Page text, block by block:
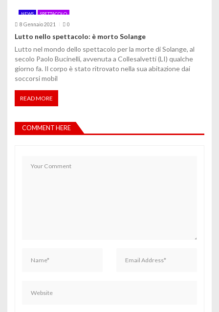
NEWS SPETTACOLO
8 Gennaio 2021 0
Lutto nello spettacolo: è morto Solange
Lutto nel mondo dello spettacolo per la morte di Solange, al
secolo Paolo Bucinelli, avvenuta a Collesalvetti (LI) qualche
giorno fa. Il corpo è stato ritrovato nella sua abitazione dai
soccorsi mobil
READ MORE
COMMENT HERE